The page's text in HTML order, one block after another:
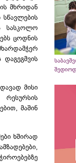
მხრიდან
სასკოლო
ცოდნის
მისი
მაშინ
ხშირად